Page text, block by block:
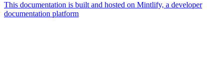
This documentation is built and hosted on Mintlify, a developer
documentation platform